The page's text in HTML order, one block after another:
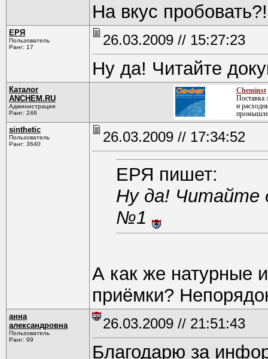
На вкус пробовать?!
ЕРЯ
Пользователь
Ранг: 17
26.03.2009 // 15:27:23
Ну да! Читайте
Каталог
ANCHEM.RU
Администрация
Ранг: 246
Cheminst
Поставка
и
sinthetic
Пользователь
Ранг: 3640
26.03.2009 // 17:34:52
ЕРЯ пишет:
Ну да! Читайте
№1
А как же натурные
приёмки?
анна
александровна
Пользователь
Ранг: 99
26.03.2009 // 21:51:43
Благодарю за